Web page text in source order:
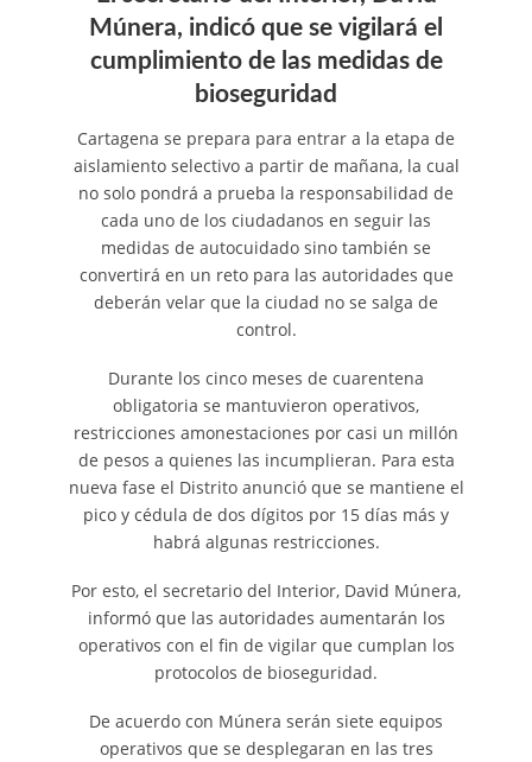
Múnera, indicó que se vigilará el
cumplimiento de las medidas de
bioseguridad
Cartagena se prepara para entrar a la etapa de
aislamiento selectivo a partir de mañana, la cual
no solo pondrá a prueba la responsabilidad de
cada uno de los ciudadanos en seguir las
medidas de autocuidado sino también se
convertirá en un reto para las autoridades que
deberán velar que la ciudad no se salga de
control.
Durante los cinco meses de cuarentena
obligatoria se mantuvieron operativos,
restricciones amonestaciones por casi un millón
de pesos a quienes las incumplieran. Para esta
nueva fase el Distrito anunció que se mantiene el
pico y cédula de dos dígitos por 15 días más y
habrá algunas restricciones.
Por esto, el secretario del Interior, David Múnera,
informó que las autoridades aumentarán los
operativos con el fin de vigilar que cumplan los
protocolos de bioseguridad.
De acuerdo con Múnera serán siete equipos
operativos que se desplegaran en las tres